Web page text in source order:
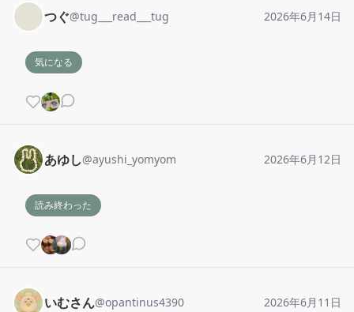
つぐ@tug___read___tug 2026年6月14日
気になる
あゆし@ayushi_yomyom 2026年6月12日
読み終わった
いむさん@opantinus4390 2026年6月11日